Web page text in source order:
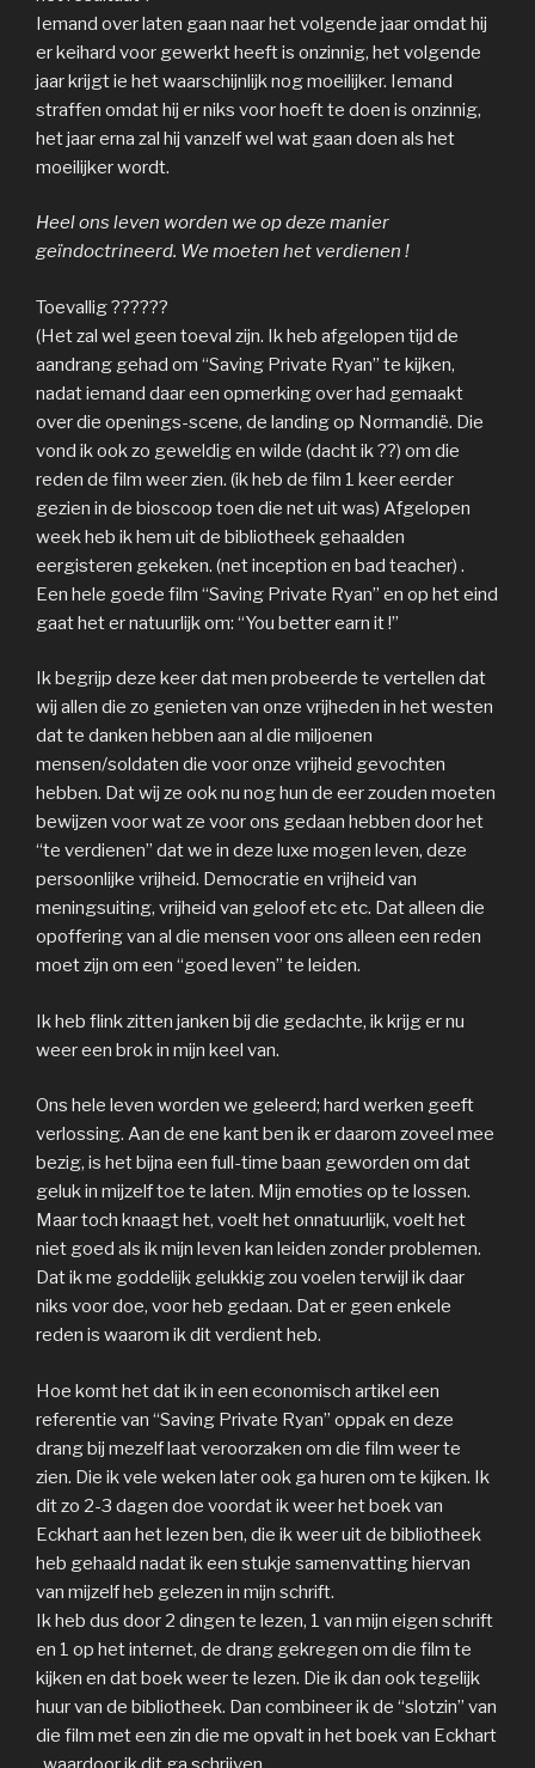
Iemand over laten gaan naar het volgende jaar omdat hij
er keihard voor gewerkt heeft is onzinnig, het volgende
jaar krijgt ie het waarschijnlijk nog moeilijker. Iemand
straffen omdat hij er niks voor hoeft te doen is onzinnig,
het jaar erna zal hij vanzelf wel wat gaan doen als het
moeilijker wordt.
Heel ons leven worden we op deze manier
geïndoctrineerd. We moeten het verdienen !
Toevallig ??????
(Het zal wel geen toeval zijn. Ik heb afgelopen tijd de
aandrang gehad om “Saving Private Ryan” te kijken,
nadat iemand daar een opmerking over had gemaakt
over die openings-scene, de landing op Normandië. Die
vond ik ook zo geweldig en wilde (dacht ik ??) om die
reden de film weer zien. (ik heb de film 1 keer eerder
gezien in de bioscoop toen die net uit was) Afgelopen
week heb ik hem uit de bibliotheek gehaalden
eergisteren gekeken. (net inception en bad teacher) .
Een hele goede film “Saving Private Ryan” en op het eind
gaat het er natuurlijk om: “You better earn it !”
Ik begrijp deze keer dat men probeerde te vertellen dat
wij allen die zo genieten van onze vrijheden in het westen
dat te danken hebben aan al die miljoenen
mensen/soldaten die voor onze vrijheid gevochten
hebben. Dat wij ze ook nu nog hun de eer zouden moeten
bewijzen voor wat ze voor ons gedaan hebben door het
“te verdienen” dat we in deze luxe mogen leven, deze
persoonlijke vrijheid. Democratie en vrijheid van
meningsuiting, vrijheid van geloof etc etc. Dat alleen die
opoffering van al die mensen voor ons alleen een reden
moet zijn om een “goed leven” te leiden.
Ik heb flink zitten janken bij die gedachte, ik krijg er nu
weer een brok in mijn keel van.
Ons hele leven worden we geleerd; hard werken geeft
verlossing. Aan de ene kant ben ik er daarom zoveel mee
bezig, is het bijna een full-time baan geworden om dat
geluk in mijzelf toe te laten. Mijn emoties op te lossen.
Maar toch knaagt het, voelt het onnatuurlijk, voelt het
niet goed als ik mijn leven kan leiden zonder problemen.
Dat ik me goddelijk gelukkig zou voelen terwijl ik daar
niks voor doe, voor heb gedaan. Dat er geen enkele
reden is waarom ik dit verdient heb.
Hoe komt het dat ik in een economisch artikel een
referentie van “Saving Private Ryan” oppak en deze
drang bij mezelf laat veroorzaken om die film weer te
zien. Die ik vele weken later ook ga huren om te kijken. Ik
dit zo 2-3 dagen doe voordat ik weer het boek van
Eckhart aan het lezen ben, die ik weer uit de bibliotheek
heb gehaald nadat ik een stukje samenvatting hiervan
van mijzelf heb gelezen in mijn schrift.
Ik heb dus door 2 dingen te lezen, 1 van mijn eigen schrift
en 1 op het internet, de drang gekregen om die film te
kijken en dat boek weer te lezen. Die ik dan ook tegelijk
huur van de bibliotheek. Dan combineer ik de “slotzin” van
die film met een zin die me opvalt in het boek van Eckhart